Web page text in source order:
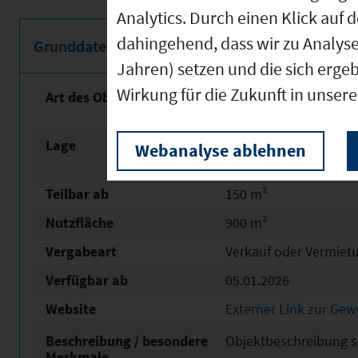
Grunddaten
Art des Objektes
Büroflächen,
Lage
Lagebeschreibung
Teilbar ab
150 m²
Nutzfläche
900 m²
Vergabeart
Verkauf oder
Verfügbar ab
05.01.2026
Website
Externer Link zur
Beschreibung / besondere
Objektbeschreibung
Analytics. Durch einen Klick auf
dahingehend, dass wir zu
Jahren) setzen und die sich
Wirkung für die Zukunft in
Webanalyse ablehnen